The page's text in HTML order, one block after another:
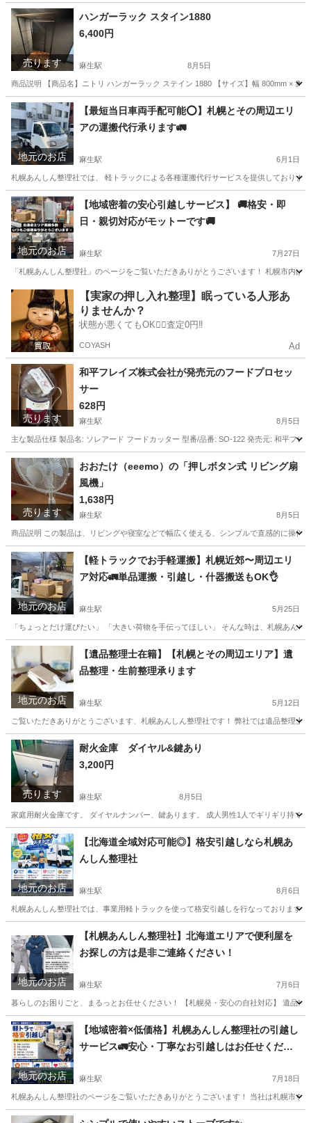
北海道 札幌市 麻生駅 遺品整理
売ります
ハンガーラック スタイン1880
6,400円
麻生駅 8月5日
商品説明 【商品名】ニトリ ハンガーラック ステイン 1880 【サイズ】幅 800mm × 奥
北海道 札幌市 麻生駅 収納家具
地元のお店
【最短当日車両手配可能⭕️】札幌とその周辺エリ
アの運搬代行承ります🚛
麻生駅 6月1日
札幌あんしん整理社では、 軽トラックによる各種運搬代行サービスを提供しており
北海道 札幌市 麻生駅 運搬代行 コンパネ
地元のお店
【地域密着の安心引越しサービス】 🚚格安・即
日・親切対応がモットーです🚚
麻生駅 7月27日
「札幌あんしん整理社」のページをご覧いただきありがとうございます！ 札幌市
北海道 札幌市 麻生駅 引っ越し 無料
【実家の押し入れ整理】眠っている人形あ
りませんか？
状態が悪くてもOK🙆‍♀️査定0円‼️
COYASH Ad
売ります
和平フレイズ株式会社が発売元のフードプロセッ
サー
628円
麻生駅 8月5日
主な製品仕様 製品名: ソレアード フードカッター 型番/品番: SO-122 発売元: 和平フ
北海道 札幌市 麻生駅 キッチン家電
売ります
おおたけ（eeemo）の「押しボタン式 リビング扇
風機」
1,638円
麻生駅 8月5日
商品説明 この製品は、リビングや寝室などで幅広く使える、シンプルで直感的に操
北海道 札幌市 麻生駅 季節、空調家電
地元のお店
【軽トラックでお手軽運搬】札幌近郊〜周辺エリ
ア対応🚛単品運搬・引越し・什器搬送もOK👌
麻生駅 5月25日
「ちょっとだけ運びたい」 「大きい荷物を手伝ってほしい」 そんな時は、札幌あ
北海道 札幌市 麻生駅 運搬代行 無料
地元のお店
【遺品整理士在籍】【札幌とその周辺エリア】遺
品整理・生前整理承ります
麻生駅 5月12日
ご覧いただきありがとうございます、札幌あんしん整理社です！ 弊社では遺品整理
北海道 札幌市 麻生駅 遺品整理 遺品整理士
売ります
耐火金庫 ダイヤル&鍵あり
3,200円
麻生駅 8月5日
家庭用耐火金庫です。 ダイヤルナンバー、鍵あります。 成人男性1人でギリギリ持
北海道 札幌市 麻生駅 収納家具 ダイヤル
地元のお店
【北海道全域対応可能◎】格安引越しなら札幌あ
んしん整理社
麻生駅 8月6日
札幌あんしん整理社では、事業用軽トラックを使って格安引越しを行なっております
麻生駅 引っ越し 格安
地元のお店
【札幌あんしん整理社】北海道エリアで便利屋を
お探しの方は是非ご連絡ください！
麻生駅 7月6日
暮らしのお困りごと、まるっとお任せください！ 【札幌発・安心の自社対応】 遺
北海道 札幌市 麻生駅 便利屋 片付け
地元のお店
【地域密着×低価格】札幌あんしん整理社の引越し
サービス🚛安心・丁寧なお引越しはお任せくださ
麻生駅 7月18日
札幌あんしん整理社のページをご覧いただきありがとうございます！ 当社は札幌市
北海道 札幌市 麻生駅 引っ越し 無料